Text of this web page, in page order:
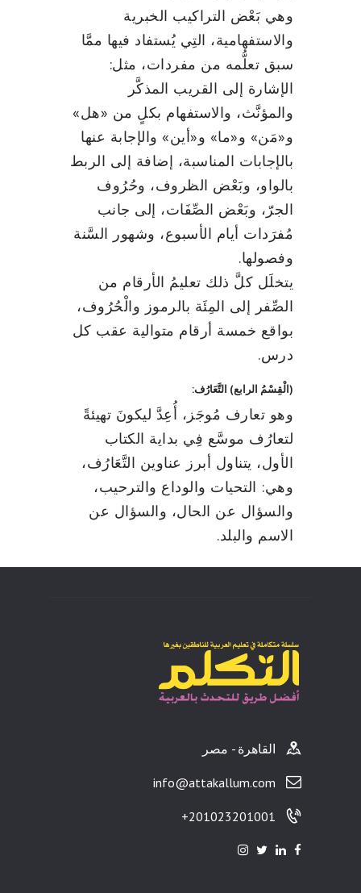
وهي بَعْض التراكيب الخبرية
والاستفهامية، التِي يُستفاد فيها ممَّا
سبق تعلُّمه من مفردات، مثل:
الإشارة إلى القريب المذكَّر
والمؤنَّث، والاستفهام بكلٍ من «هل»
و«مَن» و«ما» و«أين» والإجابة عنها
بالإجابات المناسبة، إضافة إلى الربط
بالواو، وبَعْض الظروف، وحُرُوف
الجرّ، وبَعْض الصِّفَات، إلى جانب
مُفرَدات أيام الأسبوع، وشهور السَّنة
وفصولها.
يتخلَل كلَّ ذلك تعليمُ الأرقام من
الصِّفر إلى المِئَة بالرموز والْحُرُوف،
بواقع خمسة أرقام متوالية عقب كل
درس.
(الْقِسْمُ الرابع) التَّعَارُف:
وهو تعارف مُوجَز، أُعِدَّ ليكونَ تهيئةً
لتعارُف موسَّع فِي بداية الكتاب
الأول، يتناول أبرز عناوين التَّعَارُف،
وهي: التحيات والوداع والترحيب،
والسؤال عن الحال، والسؤال عن
الاسم والبلد.
القاهرة - مصر
info@attakallum.com
201023201001+